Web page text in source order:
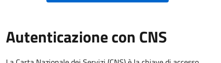
Autenticazione con CNS